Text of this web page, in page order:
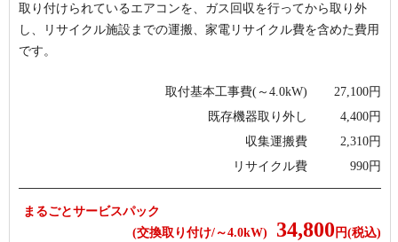
取り付けられているエアコンを、ガス回収を行ってから取り外
し、リサイクル施設までの運搬、家電リサイクル費を含めた費用
です。
取付基本工事費(～4.0kW) 27,100円
既存機器取り外し
4,400円
収集運搬費
2,310円
リサイクル費
990円
まるごとサービスパック
(交換取り付け/～4.0kW)
34,800 円(税込)